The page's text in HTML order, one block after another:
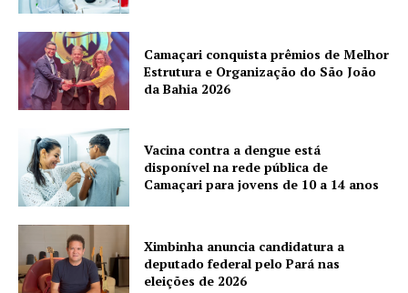
Camaçari conquista prêmios de Melhor
Estrutura e Organização do São João
da Bahia 2026
Vacina contra a dengue está
disponível na rede pública de
Camaçari para jovens de 10 a 14 anos
Ximbinha anuncia candidatura a
deputado federal pelo Pará nas
eleições de 2026